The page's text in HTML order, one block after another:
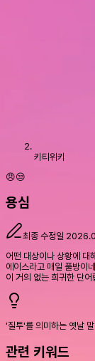
키티위키
😠😒
용심
최종 수정일
어떤 대상이나 상황에 대
에이스라고 매일 풀방이
이 거의 없는 희귀한 단어
'질투'를 의미하는 옛날
관련 키워드